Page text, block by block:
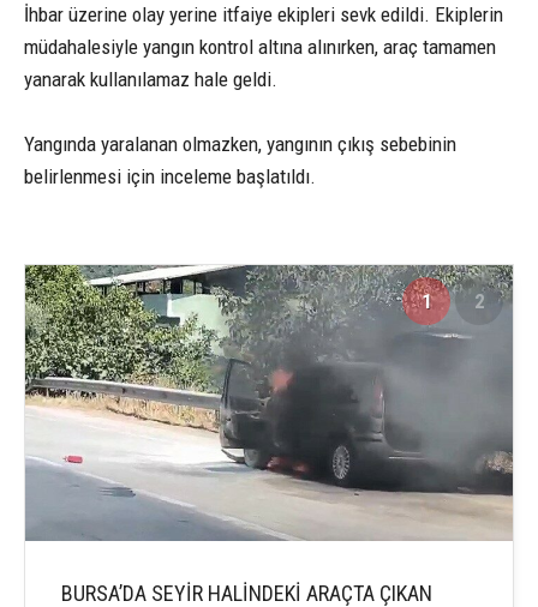
İhbar üzerine olay yerine itfaiye ekipleri sevk edildi. Ekiplerin
müdahalesiyle yangın kontrol altına alınırken, araç tamamen
yanarak kullanılamaz hale geldi.
Yangında yaralanan olmazken, yangının çıkış sebebinin
belirlenmesi için inceleme başlatıldı.
1 2
BURSA’DA SEYİR HALİNDEKİ ARAÇTA ÇIKAN